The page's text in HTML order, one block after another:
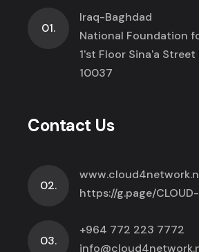
01.
Iraq-Baghdad
National Foundation
1'st Floor Sina'a Street
10037
Contact Us
02.
https://g.page/
03.
+964 772 223 7772